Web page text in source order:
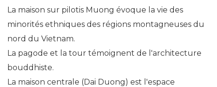
La maison sur pilotis Muong évoque la vie des
minorités ethniques des régions montagneuses du
nord du Vietnam.
La pagode et la tour témoignent de l'architecture
bouddhiste.
La maison centrale (Dai Duong) est l'espace